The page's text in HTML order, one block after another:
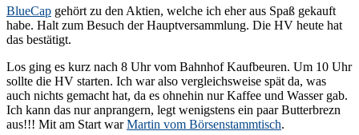
BlueCap gehört zu den Aktien, welche ich eher aus Spaß gekauft
habe. Halt zum Besuch der Hauptversammlung. Die HV heute hat
das bestätigt.
Los ging es kurz nach 8 Uhr vom Bahnhof Kaufbeuren. Um 10 Uhr
sollte die HV starten. Ich war also vergleichsweise spät da, was
auch nichts gemacht hat, da es ohnehin nur Kaffee und Wasser gab.
Ich kann das nur anprangern, legt wenigstens ein paar Butterbrezn
aus!!! Mit am Start warMartin vom Börsenstammtisch.